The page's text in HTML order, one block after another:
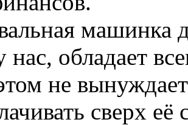
машинка
обладает
не
сверх